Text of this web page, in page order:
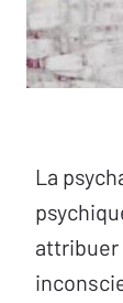
La
attribuer